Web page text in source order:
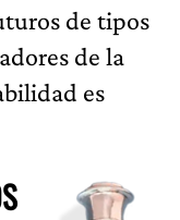
de tipos
de la
es